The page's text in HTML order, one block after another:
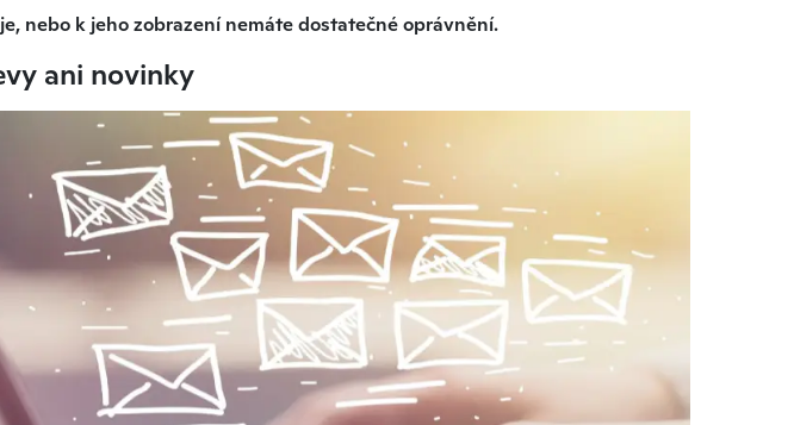
nebo k jeho zobrazení nemáte dostatečné oprávnění.
ani novinky